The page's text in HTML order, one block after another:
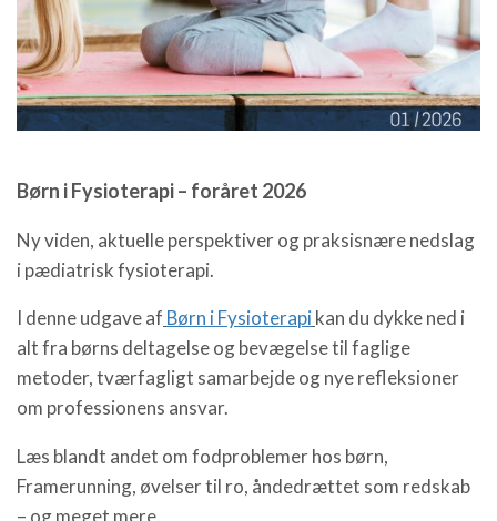
Børn i Fysioterapi – foråret 2026
Ny viden, aktuelle perspektiver og praksisnære nedslag
i pædiatrisk fysioterapi.
I denne udgave af Børn i Fysioterapikan du dykke ned i
alt fra børns deltagelse og bevægelse til faglige
metoder, tværfagligt samarbejde og nye refleksioner
om professionens ansvar.
Læs blandt andet om fodproblemer hos børn,
Framerunning, øvelser til ro, åndedrættet som redskab